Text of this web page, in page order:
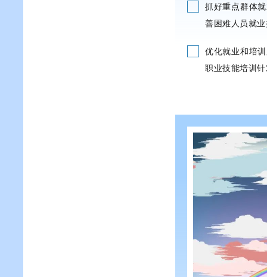
抓好重点群体
善困难人员就
优化就业和培
职业技能培训